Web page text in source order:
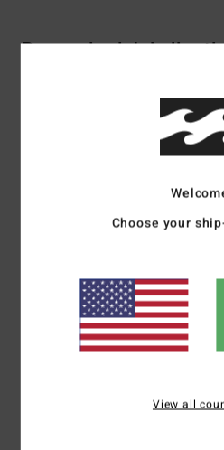
Recensioni dei clienti
Punteggio
basato su1 recensioni
Comfort
5.0
Choose your
View all